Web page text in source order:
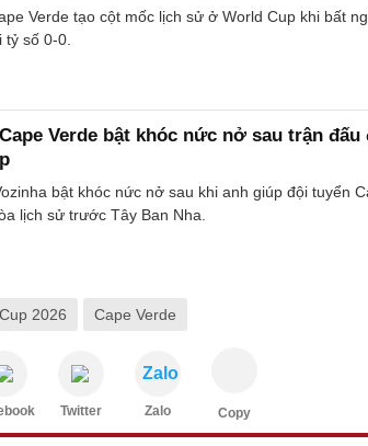
Verde tạo cột mốc lịch sử ở World Cup khi bất
tỷ số 0-0.
Verde bật khóc nức nở sau trận
bật khóc nức nở sau khi anh giúp đội tuyển
lịch sử trước Tây Ban Nha.
2026 Cape Verde
Twitter
Zalo
Zalo Copy